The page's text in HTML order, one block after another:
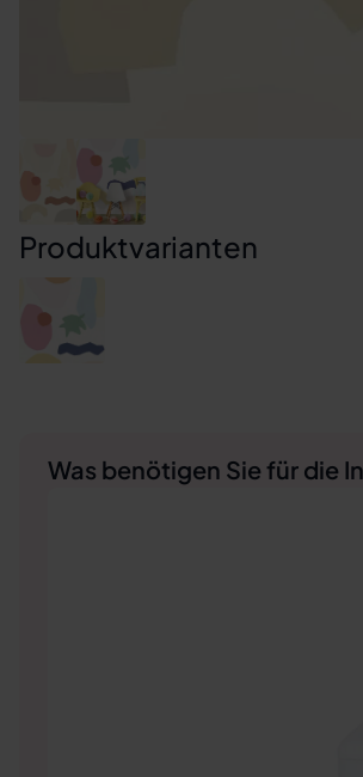
Produktvarianten
Was benötigen Sie für die